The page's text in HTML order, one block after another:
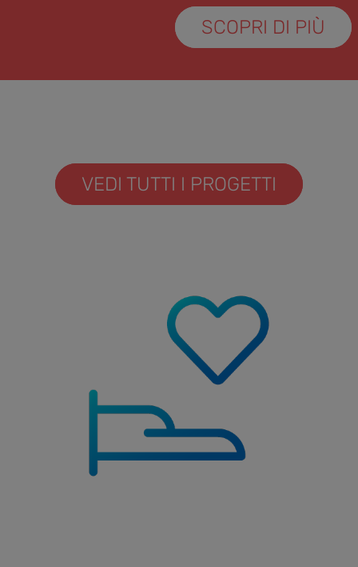
SCOPRI DI PIÙ
VEDI TUTTI I PROGETTI